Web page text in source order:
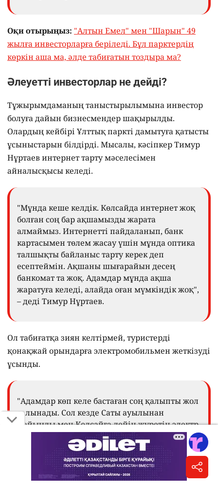
Оқи отырыңыз: "Алтын Емел" мен "Шарын" 49
жылға инвесторларға беріледі. Бұл парктердің
көркін аша ма, әлде табиғатын тоздыра ма?
Әлеуетті инвесторлар не дейді?
Тұжырымдаманың таныстырылымына инвестор
болуға дайын бизнесмендер шақырылды.
Олардың кейбірі Ұлттық паркті дамытуға қатысты
ұсыныстарын білдірді. Мысалы, кәсіпкер Тимур
Нұртаев интернет тарту мәселесімен
айналысқысы келеді.
"Мұнда кеше келдік. Көлсайда интернет жоқ
болған соң бар ақшамызды жарата
алмаймыз. Интернетті пайдаланып, банк
картасымен төлем жасау үшін мұнда оптика
талшықты байланыс тарту керек деп
есептеймін. Ақшаны шығарайын десең
банкомат та жоқ. Адамдар мұнда ақша
жаратуға келеді, алайда оған мүмкіндік жоқ",
– деді Тимур Нұртаев.
Ол табиғатқа зиян келтірмей, туристерді
қонақжай орындарға электромобильмен жеткізуді
ұсынды.
"Адамдар көп келе бастаған соң қалыпты жол
салынады. Сол кезде Саты ауылынан
Қайыңды мен Көлсайға дейін жүретін электр
автобустарын әкеле аламыз. Бұл автокөліктер
экологиялық жағынан таза, ауаны
ластамайды, тыныш, жануарларды
үркітпейді, осында өте қолайлы болады", –
деді бизнесмен.